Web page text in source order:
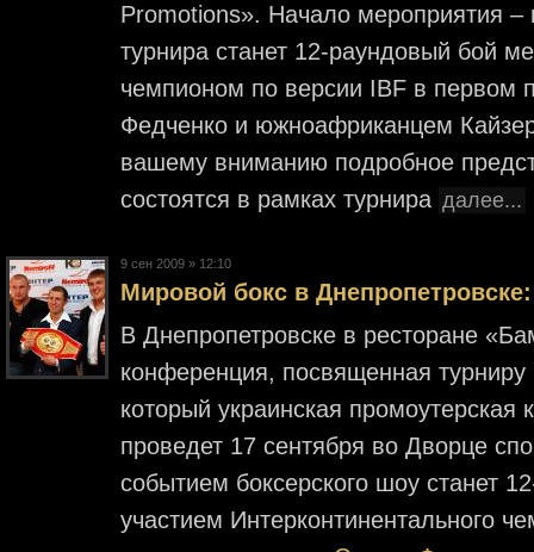
Promotions». Начало мероприятия
турнира станет 12-раундовый бой
чемпионом по версии IBF в первом
Федченко и южноафриканцем
вашему вниманию подробное
состоятся в рамках турнира далее...
9 cен 2009 » 12:10
Мировой бокс в
В Днепропетровске в ресторане
конференция, посвященная
который украинская
проведет 17 сентября во Дворце
событием боксерского шоу станет
участием Интерконтинентального